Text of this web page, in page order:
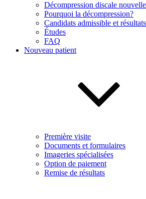
Décompression discale
Pourquoi la décompression?
Candidats admissible et résultats
Études
FAQ
Nouveau patient
Première visite
Documents et formulaires
Imageries spécialisées
Option de paiement
Remise de résultats